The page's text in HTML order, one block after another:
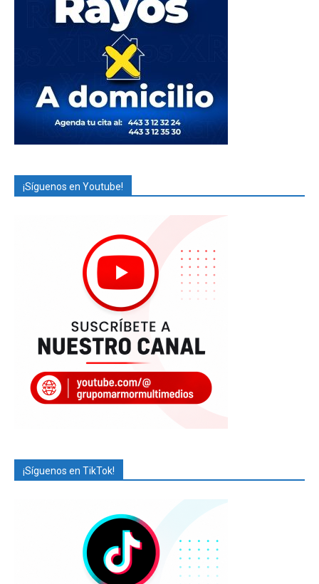
¡Síguenos en Youtube!
¡Síguenos en TikTok!